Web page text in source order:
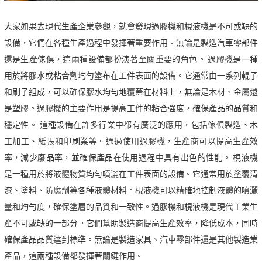
大家如果去現代生產企業參觀，就會發現過膠機和梘液機是不可或缺的
設備，它們在各種生產過程中發揮著重要作用。無論是製造汽車零部件
還是生產傢俱，這兩種設備都扮演著至關重要的角色。 過膠機是一種
用於將膠水或粘合劑均勻塗布在工件表面的設備。它通常由一系列輥子
和刷子組成，可以確保膠水均勻地覆蓋在材料上，無論是木材、金屬還
是塑膠。過膠機的主要作用是提高工件的粘合強度，確保產品的品質和
穩定性。 這種設備在許多行業中都有廣泛的應用，包括傢俱製造、木
工加工、紙張和印刷業等。通過使用過膠機，生產商可以提高生產效
率，減少廢品率，並確保產品在使用過程中具有出色的性能。 梘液機
是一種用於將液體物質均勻噴灑在工件表面的設備。它通常用於塗覆清
漆、塗料、防腐劑等各種液體材料。梘液機可以精確地控制液體的噴灑
量和均勻度，確保塗層的品質和一致性。過膠機和梘液機是現代工業生
產不可或缺的一部分。它們幫助製造商提高生產效率，降低成本，同時
確保產品品質達到標準。無論是製造家具、汽車零部件還是其他製造業
產品，這兩種設備都發揮著關鍵作用。